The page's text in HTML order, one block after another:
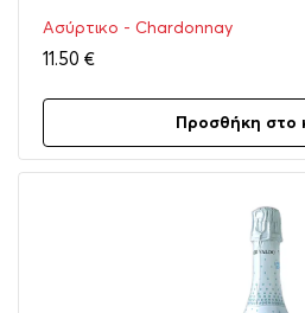
Ασύρτικο - Chardonnay
11.50 €
Προσθήκη στο